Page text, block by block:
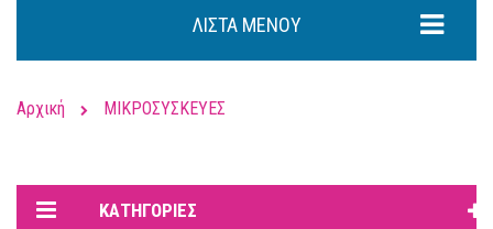
ΛΊΣΤΑ ΜΕΝΟΎ
Αρχική ΜΙΚΡΟΣΥΣΚΕΥΕΣ
ΚΑΤΗΓΟΡΊΕΣ